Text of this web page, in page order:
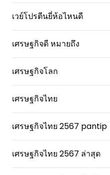
เวย์โปรตีนยี่ห้อไหนดี
เศรษฐกิจดี หมายถึง
เศรษฐกิจโลก
เศรษฐกิจไทย
เศรษฐกิจไทย 2567 pantip
เศรษฐกิจไทย 2567 ล่าสุด